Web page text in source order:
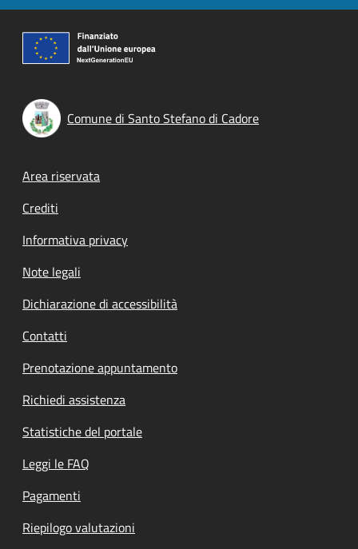
Comune di Santo Stefano di Cadore
Footer menu
Area riservata
Crediti
Informativa privacy
Note legali
Dichiarazione di accessibilità
Contatti
Prenotazione appuntamento
Richiedi assistenza
Statistiche del portale
Leggi le FAQ
Pagamenti
Riepilogo valutazioni